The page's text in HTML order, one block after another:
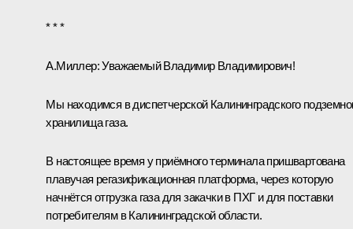
* * *
А.Миллер:Уважаемый Владимир Владимирович!
Мы находимся в диспетчерской Калининградского
хранилища газа.
В настоящее время у приёмного терминала пришвартована
плавучая регазификационная платформа, через которую
начнётся отгрузка газа для закачки в ПХГ и для поставки
потребителям в Калининградской области.